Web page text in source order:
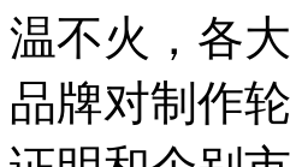
温不火，各
品牌对制作